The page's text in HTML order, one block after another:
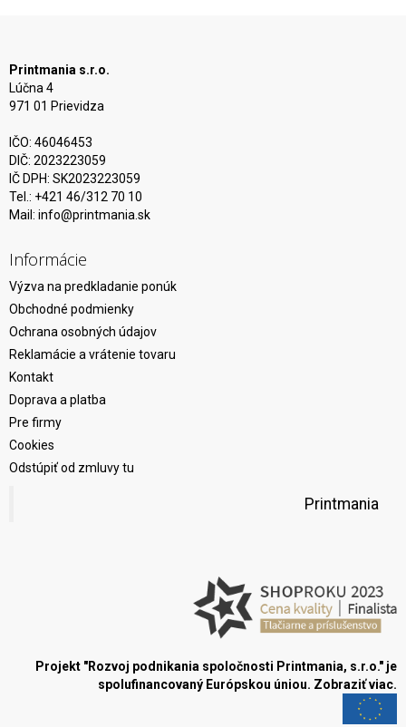
Printmania s.r.o.
Lúčna 4
971 01 Prievidza
IČO: 46046453
DIČ: 2023223059
IČ DPH: SK2023223059
Tel.: +421 46/312 70 10
Mail: info@printmania.sk
Informácie
Výzva na predkladanie ponúk
Obchodné podmienky
Ochrana osobných údajov
Reklamácie a vrátenie tovaru
Kontakt
Doprava a platba
Pre firmy
Cookies
Odstúpiť od zmluvy tu
Printmania
Projekt "Rozvoj podnikania spoločnosti Printmania, s.r.o." je
spolufinancovaný Európskou úniou. Zobraziť viac.